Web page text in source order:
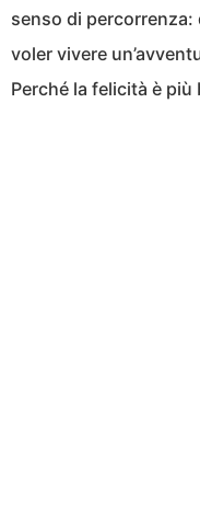
senso di
voler vivere
Perché la felicità è